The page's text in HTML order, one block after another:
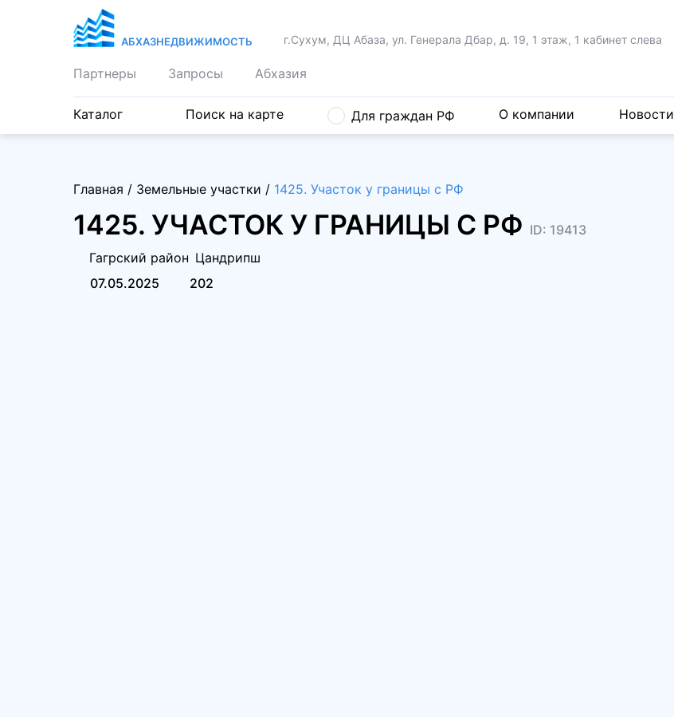
АБХАЗНЕДВИЖИМОСТЬ г.Сухум, ДЦ Абаза, ул. Генерала Дбар, д. 19, 1 этаж, 1 кабинет слева
Партнеры Запросы Абхазия
Каталог Поиск на карте Для граждан РФ О компании Новости
Главная / Земельные участки / 1425. Участок у границы с РФ
1425. УЧАСТОК У ГРАНИЦЫ С РФ ID: 19413
Гагрский район Цандрипш
07.05.2025
202